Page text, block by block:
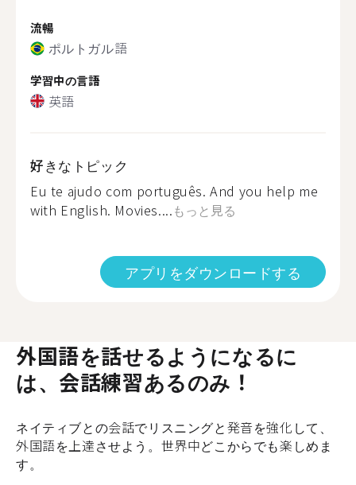
流暢
ポルトガル語
学習中の言語
英語
好きなトピック
Eu te ajudo com português. And you help me
with English. Movies....もっと見る
アプリをダウンロードする
外国語を話せるようになるに
は、会話練習あるのみ！
ネイティブとの会話でリスニングと発音を強化して、
外国語を上達させよう。世界中どこからでも楽しめま
す。